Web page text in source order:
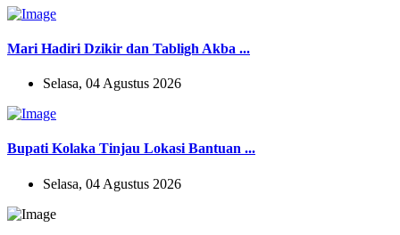
Mari Hadiri Dzikir dan Tabligh Akba ...
Selasa, 04 Agustus 2026
Bupati Kolaka Tinjau Lokasi Bantuan ...
Selasa, 04 Agustus 2026